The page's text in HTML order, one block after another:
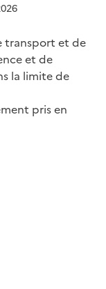
transport et de
et de
la limite de
pris en
Twitter)
email